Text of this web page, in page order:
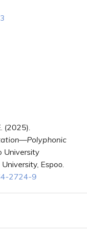
(2025).
University
Espoo.
2724-9